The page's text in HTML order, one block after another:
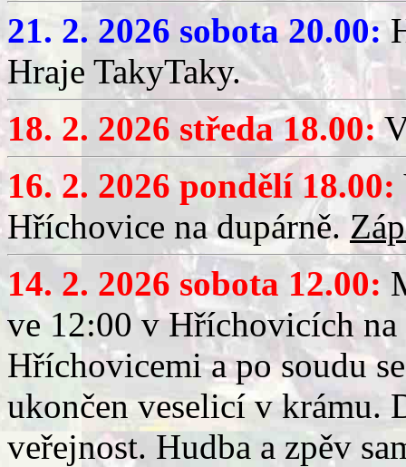
21. 2. 2026 sobota 20.00:
Hraje TakyTaky.
18. 2. 2026 středa 18.00:
16. 2. 2026 pondělí 18.00:
Hříchovice na dupárně.
14. 2. 2026 sobota 12.00:
ve 12:00 v Hříchovicích
Hříchovicemi a po soudu
ukončen veselicí v krámu.
veřejnost. Hudba a zpěv